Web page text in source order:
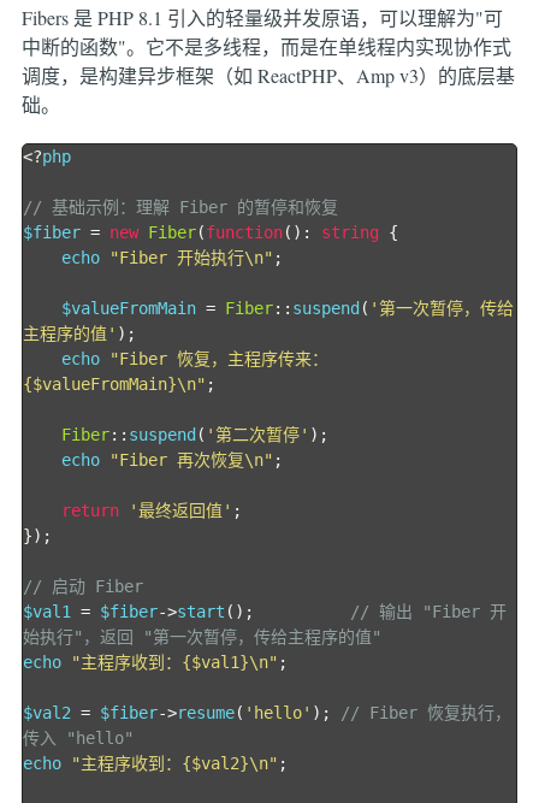
Fibers 是 PHP 8.1 引入的轻量级并发原语，可以理解为"可
中断的函数"。它不是多线程，而是在单线程内实现协作式
调度，是构建异步框架（如 ReactPHP、Amp v3）的底层基
础。
<?php
// 基础示例：理解 Fiber 的暂停和恢复
$fiber = new Fiber(function(): string
{
echo
"Fiber 开始执行\n" ;
$valueFromMain = Fiber:: suspend ( '第一次暂停，传给
主程序的值' );
echo
"Fiber 恢复，主程序传来：
{$valueFromMain}\n" ;
Fiber:: suspend ( '第二次暂停' );
echo
"Fiber 再次恢复\n" ;
return '最终返回值' ;
});
// 启动 Fiber
$val1 = $fiber->start ();
// 输出 "Fiber 开
始执行"，返回 "第一次暂停，传给主程序的值"
echo
"主程序收到：{$val1}\n" ;
$val2 = $fiber->resume( 'hello' );
// Fiber 恢复执行，
传入 "hello"
echo
"主程序收到：{$val2}\n" ;